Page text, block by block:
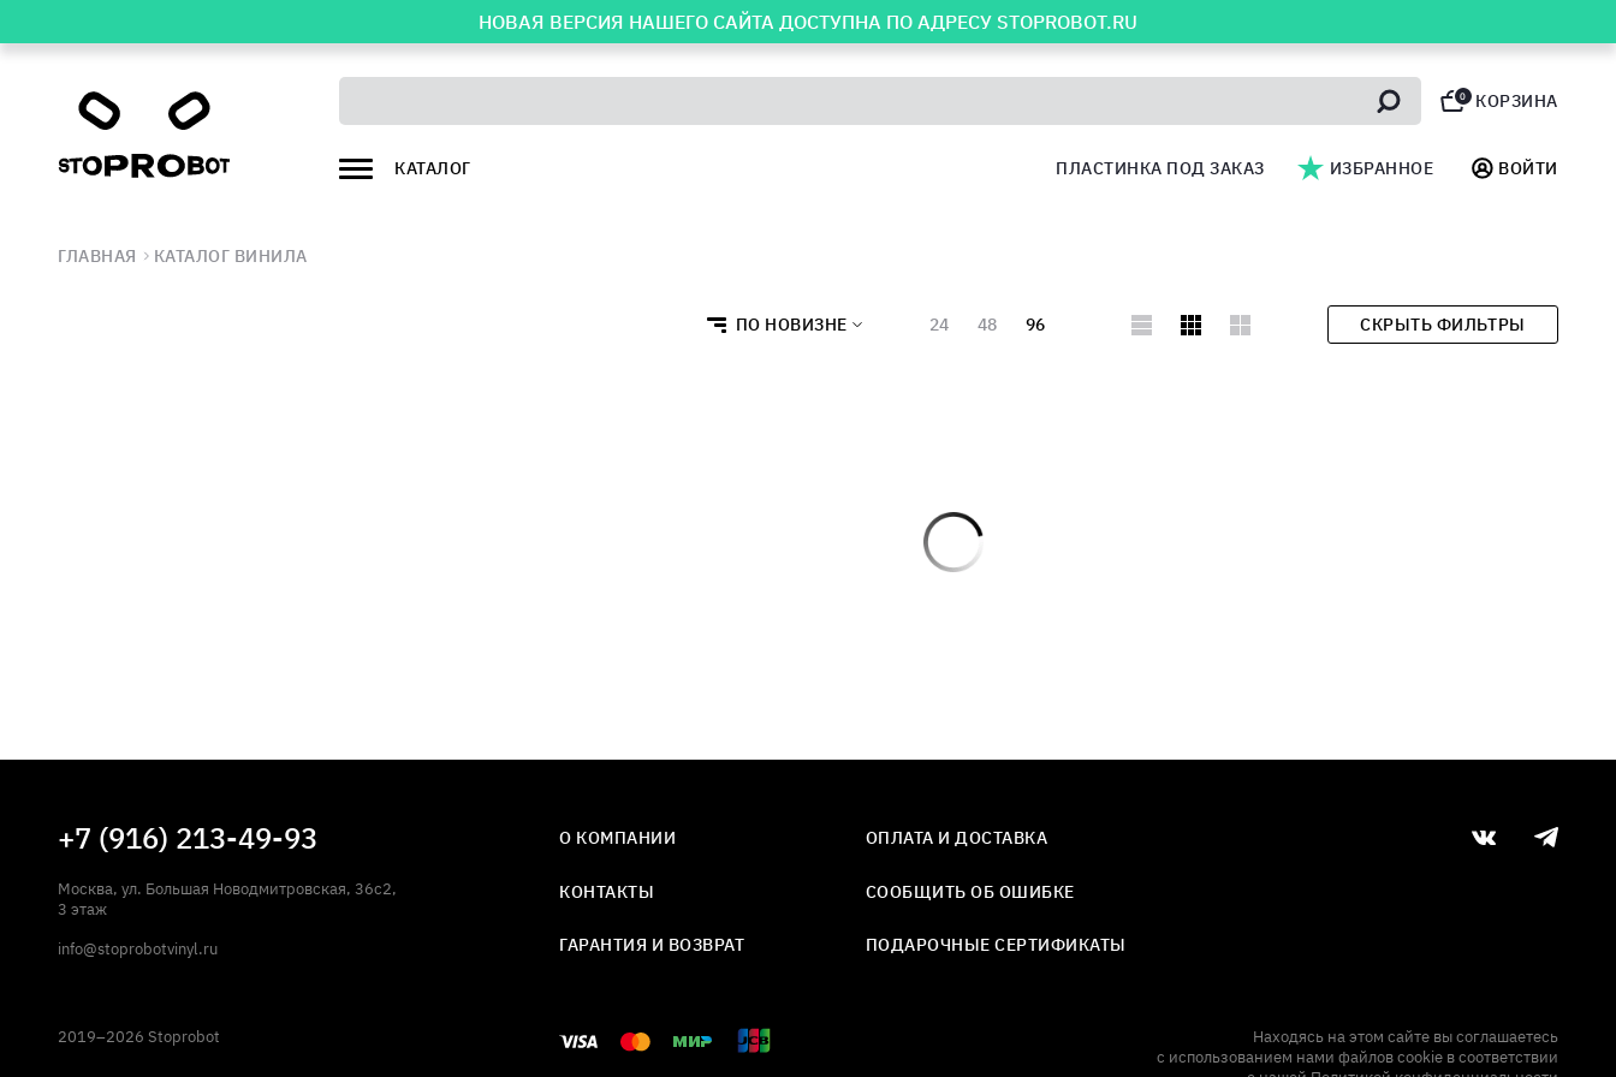
НОВАЯ ВЕРСИЯ НАШЕГО САЙТА ДОСТУПНА ПО АДРЕСУ STOPROBOT.RU
0 КОРЗИНА
ВОЙТИ
КАТАЛОГ ПЛАСТИНКА ПОД ЗАКАЗ ИЗБРАННОЕ
ГЛАВНАЯ КАТАЛОГ ВИНИЛА
96
48
24
ПО НОВИЗНЕ СКРЫТЬ ФИЛЬТРЫ
+7 (916) 213-49-93
Москва, ул. Большая Новодмитровская, 36с2,
3 этаж
info@stoprobotvinyl.ru
О КОМПАНИИ
КОНТАКТЫ
ГАРАНТИЯ И ВОЗВРАТ
ОПЛАТА И ДОСТАВКА
СООБЩИТЬ ОБ ОШИБКЕ
ПОДАРОЧНЫЕ СЕРТИФИКАТЫ
2019–2026 Stoprobot
Находясь на этом сайте вы соглашаетесь
с использованием нами файлов cookie в соответствии